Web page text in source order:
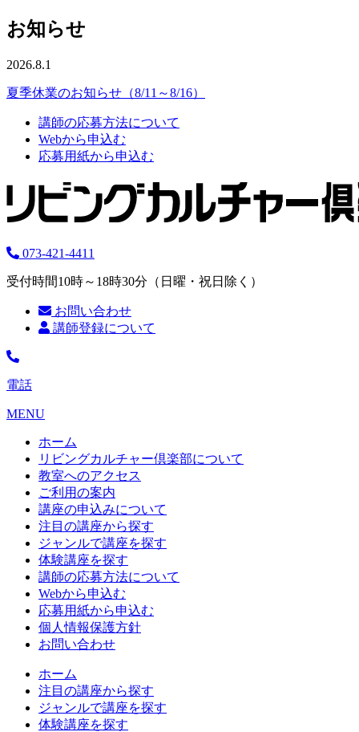
お知らせ
2026.8.1
夏季休業のお知らせ（8/11～8/16）
講師の応募方法について
Webから申込む
応募用紙から申込む
073-421-4411
受付時間10時～18時30分（日曜・祝日除く）
お問い合わせ
講師登録について
電話
MENU
ホーム
リビングカルチャー倶楽部について
教室へのアクセス
ご利用の案内
講座の申込みについて
注目の講座から探す
ジャンルで講座を探す
体験講座を探す
講師の応募方法について
Webから申込む
応募用紙から申込む
個人情報保護方針
お問い合わせ
ホーム
注目の講座から探す
ジャンルで講座を探す
体験講座を探す